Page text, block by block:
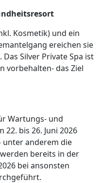
Kosmetik) und ein
ereichen sie
Silver Private Spa ist
vorbehalten- das Ziel
Wartungs- und
bis 26. Juni 2026
unter anderem die
bereits in der
bei ansonsten